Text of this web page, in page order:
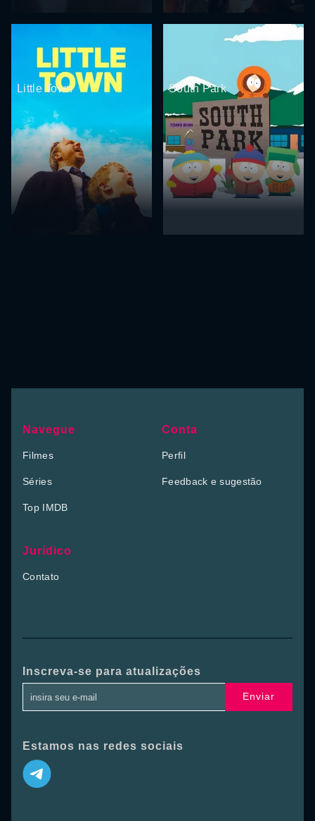
Little Town South Park
Navegue
Filmes
Séries
Top IMDB
Conta
Perfil
Feedback e sugestão
Jurídico
Contato
Inscreva-se para atualizações
Enviar
Estamos nas redes sociais